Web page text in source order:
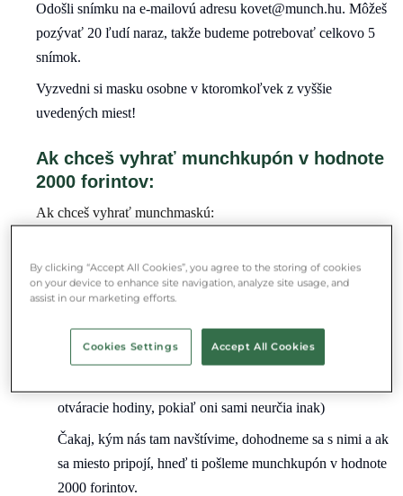
Odošli snímku na e-mailovú adresu kovet@munch.hu. Môžeš
pozývať 20 ľudí naraz, takže budeme potrebovať celkovo 5
snímok.
Vyzvedni si masku osobne v ktoromkoľvek z vyššie
uvedených miest!
Ak chceš vyhrať munchkupón v hodnote
2000 forintov:
Ak chceš vyhrať munchmaskú:
reštauráciou/kaviareňou/pekárňou o Munch. Povedz im
všetko, čo vieš o nás a čo sa ti na nás páči.
Ak sa im komunita páči, odošli na e-mailovú adresu
otváracie hodiny, pokiaľ oni sami neurčia inak)
Čakaj, kým nás tam navštívime, dohodneme sa s nimi a ak
sa miesto pripojí, hneď ti pošleme munchkupón v hodnote
2000 forintov.
By clicking “Accept All Cookies”, you agree to the storing of cookies
on your device to enhance site navigation, analyze site usage, and
assist in our marketing efforts.
Cookies Settings Accept All Cookies